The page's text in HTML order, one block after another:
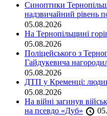
Синоптики
надзвичайний рівень
05.08.2026
На Тернопільщині
05.08.2026
Поліцейського з
Гайдукевича
05.08.2026
ДТП у Кременці:
05.08.2026
На війні загинув
на псевдо «Дуб»